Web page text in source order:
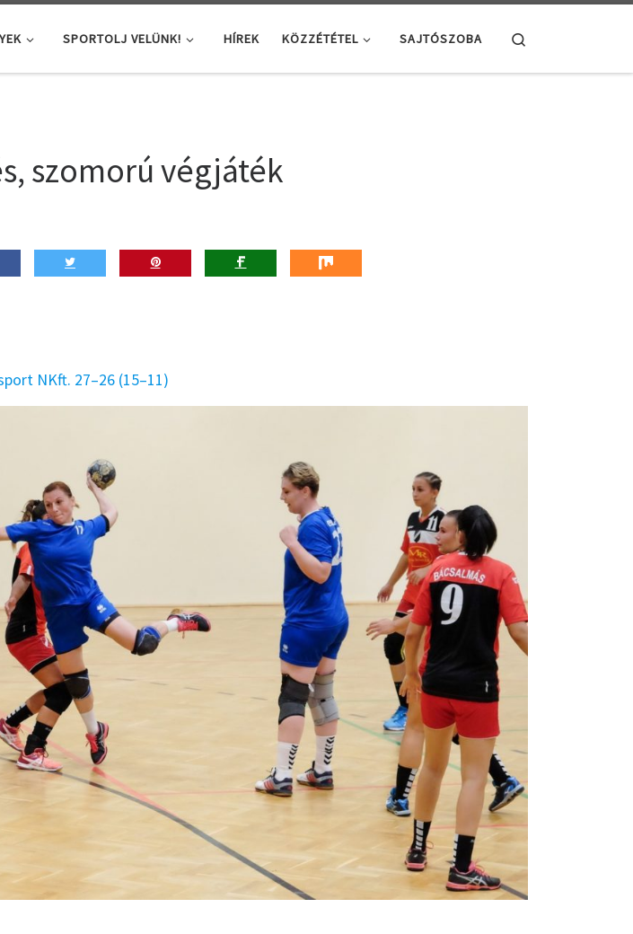
SPORTOLJ VELÜNK! HÍREK KÖZZÉTÉTEL SAJTÓSZOBA
szomorú végjáték
NKft. 27–26 (15–11)